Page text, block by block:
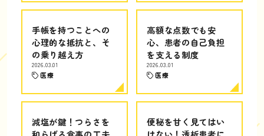
手帳を持つことへの
心理的な抵抗と、そ
の乗り越え方
2026.03.01
医療
高額な点数でも安
心、患者の自己負担
を支える制度
2026.03.01
医療
減塩が鍵！つらさを
便秘を甘く見てはい